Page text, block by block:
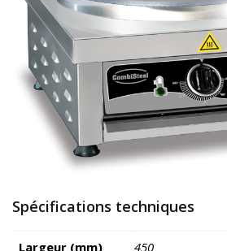
Spécifications techniques
Largeur (mm)
450